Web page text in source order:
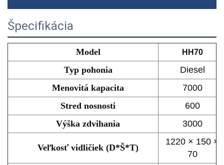
Špecifikácia
Model HH70
Typ pohonia
Diesel
Menovitá kapacita
7000
Stred nosnosti
600
Výška zdvihania
3000
Veľkosť vidličiek (D*Š*T)
1220 × 150 ×
70